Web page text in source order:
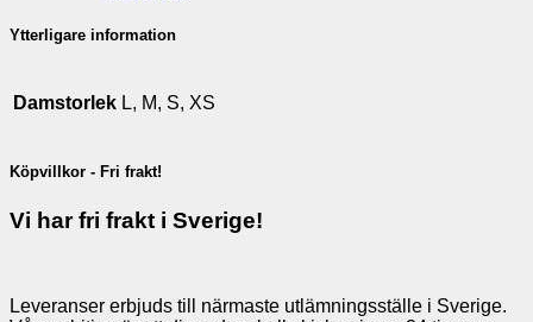
Ytterligare information
Damstorlek L, M, S, XS
Köpvillkor - Fri frakt!
Vi har fri frakt i Sverige!
Leveranser erbjuds till närmaste utlämningsställe i Sverige.